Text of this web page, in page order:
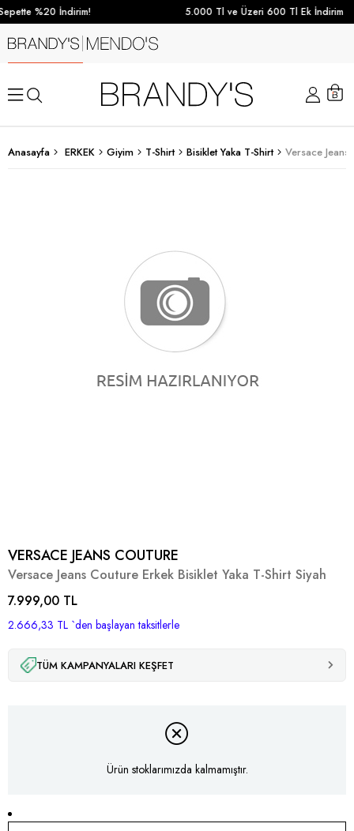
%20 İndirim! 5.000 Tl ve Üzeri 600 Tl Ek İndirim
Anasayfa ERKEK Giyim T-Shirt Bisiklet Yaka T-Shirt Versace Jeans
VERSACE JEANS COUTURE
Versace Jeans Couture Erkek Bisiklet Yaka T-Shirt Siyah
7.999,00 TL
2.666,33 TL `den başlayan taksitlerle
TÜM KAMPANYALARI KEŞFET
Ürün stoklarımızda kalmamıştır.